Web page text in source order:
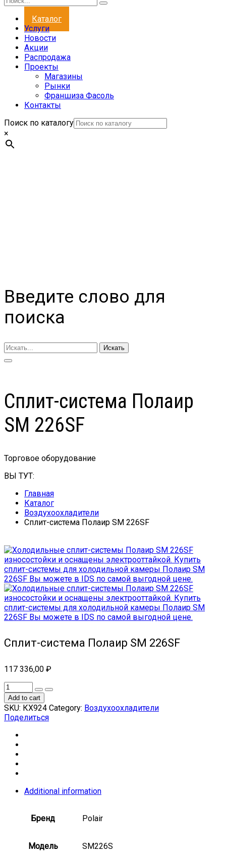
Каталог
Услуги
Новости
Акции
Распродажа
Проекты
Магазины
Рынки
Франшиза Фасоль
Контакты
Поиск по каталогу
×
Введите слово для
поиска
Искать
Сплит-система Полаир
SM 226SF
Торговое оборудование
ВЫ ТУТ:
Главная
Каталог
Воздухоохладители
Сплит-система Полаир SM 226SF
Сплит-система Полаир SM 226SF
117 336,00 ₽
Add to cart
SKU: КХ924 Category: Воздухоохладители
Поделиться
Additional information
Бренд Polair
Модель SM226S